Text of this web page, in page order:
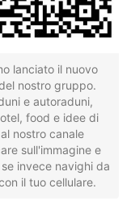
lanciato il nuovo
nostro gruppo.
e autoraduni,
food e idee di
nostro canale
sull'immagine e
invece navighi da
il tuo cellulare.